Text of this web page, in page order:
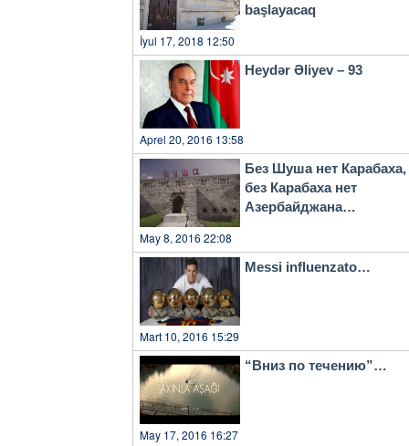
başlayacaq
İyul 17, 2018 12:50
Heydər Əliyev – 93
Aprel 20, 2016 13:58
Без Шуша нет Карабаха,
без Карабаха нет
Азербайджана…
May 8, 2016 22:08
Messi influenzato…
Mart 10, 2016 15:29
“Вниз по течению”…
May 17, 2016 16:27